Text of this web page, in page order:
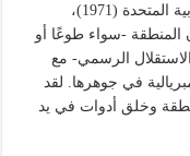
البحرين (1971) وقطر (1971) والإمارات العربية المتحدة (1971)،
المنطقة -سواء طوعًا أو
الرسمي- مع
في جوهرها. لقد
وخلق أدوات في يد